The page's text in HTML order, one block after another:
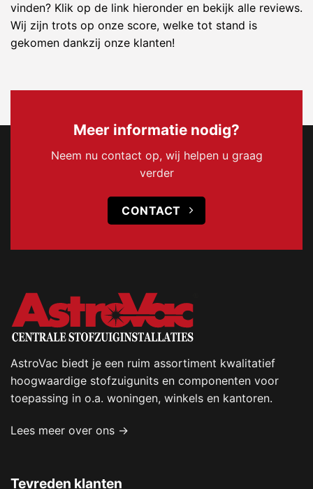
vinden? Klik op de link hieronder en bekijk alle reviews.
Wij zijn trots op onze score, welke tot stand is
gekomen dankzij onze klanten!
Meer informatie nodig?
Neem nu contact op, wij helpen u graag
verder
CONTACT
AstroVac biedt je een ruim assortiment kwalitatief
hoogwaardige stofzuigunits en componenten voor
toepassing in o.a. woningen, winkels en kantoren.
Lees meer over ons →
Tevreden klanten